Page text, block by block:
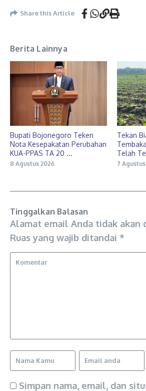
Share this Article
Berita Lainnya
Bupati Bojonegoro Teken
Nota Kesepakatan Perubahan
KUA-PPAS TA 20 ...
8 Agustus 2026
Tekan
Telah
7
Tinggalkan Balasan
Alamat email Anda tidak akan
Ruas yang wajib ditandai *
Simpan nama, email, dan